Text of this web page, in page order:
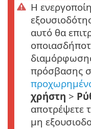
Η
αυτό θα
πρόσβασης
χρήστη >
αποτρέψετε
μη